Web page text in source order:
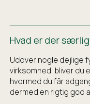
Hvad er der
Udover nogle dejlige
virksomhed, bliver du
hvormed du får
dermed en rigtig god